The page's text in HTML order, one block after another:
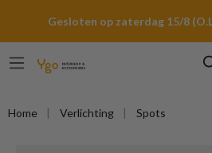
Gesloten op zaterdag 15/8
Home Verlichting Spots